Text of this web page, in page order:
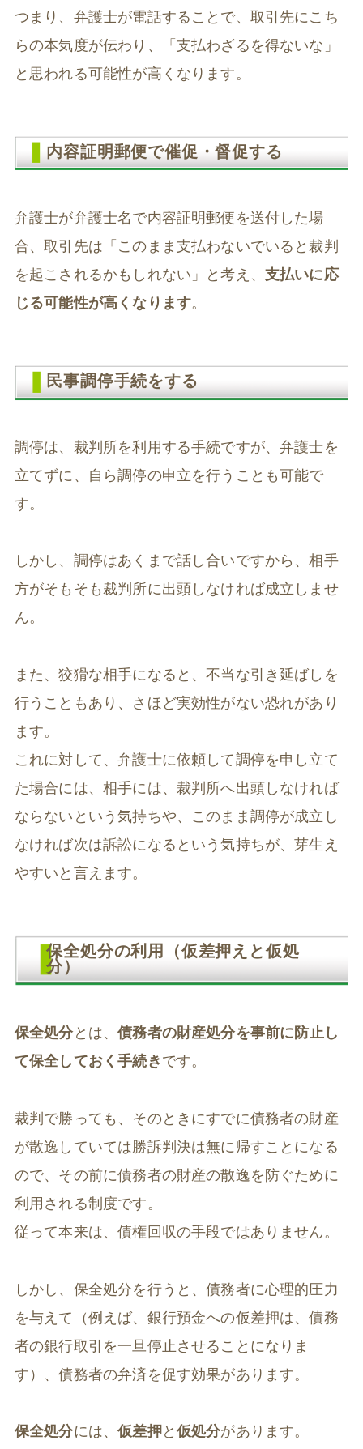
つまり、弁護士が電話することで、取引先にこち
らの本気度が伝わり、「支払わざるを得ないな」
と思われる可能性が高くなります。
内容証明郵便で催促・督促する
弁護士が弁護士名で内容証明郵便を送付した場
合、取引先は「このまま支払わないでいると裁判
を起こされるかもしれない」と考え、 支払いに応
じる可能性が高くなります。
民事調停手続をする
調停は、裁判所を利用する手続ですが、弁護士を
立てずに、自ら調停の申立を行うことも可能で
す。
しかし、調停はあくまで話し合いですから、相手
方がそもそも裁判所に出頭しなければ成立しませ
ん。
また、狡猾な相手になると、不当な引き延ばしを
行うこともあり、さほど実効性がない恐れがあり
ます。
これに対して、弁護士に依頼して調停を申し立て
た場合には、相手には、裁判所へ出頭しなければ
ならないという気持ちや、このまま調停が成立し
なければ次は訴訟になるという気持ちが、芽生え
やすいと言えます。
保全処分の利用（仮差押えと仮処
分）
保全処分とは、債務者の財産処分を事前に防止し
て保全しておく手続き です。
裁判で勝っても、そのときにすでに債務者の財産
が散逸していては勝訴判決は無に帰すことになる
ので、その前に債務者の財産の散逸を防ぐために
利用される制度です。
従って本来は、債権回収の手段ではありません。
しかし、保全処分を行うと、債務者に心理的圧力
を与えて（例えば、銀行預金への仮差押は、債務
者の銀行取引を一旦停止させることになりま
す）、債務者の弁済を促す効果があります。
保全処分には、仮差押と 仮処分があります。